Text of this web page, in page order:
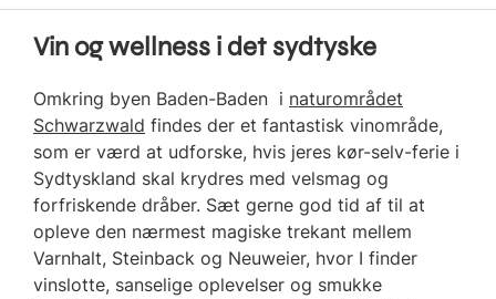
Vin og wellness i det sydtyske
Omkring byen Baden-Baden i naturområdet
Schwarzwald findes der et fantastisk vinområde,
som er værd at udforske, hvis jeres kør-selv-ferie i
Sydtyskland skal krydres med velsmag og
forfriskende dråber. Sæt gerne god tid af til at
opleve den nærmest magiske trekant mellem
Varnhalt, Steinback og Neuweier, hvor I finder
vinslotte, sanselige oplevelser og smukke